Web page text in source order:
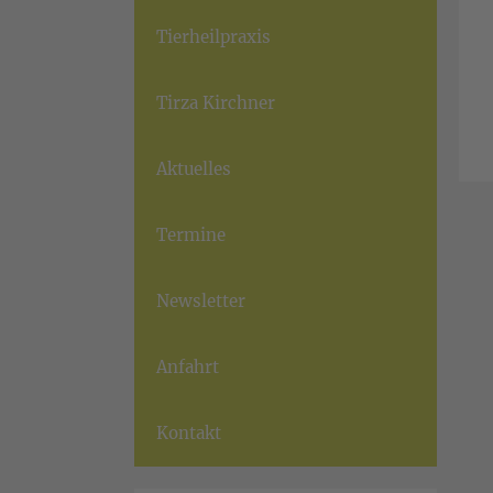
Tierheilpraxis
Tirza Kirchner
Aktuelles
Termine
Newsletter
Anfahrt
Kontakt